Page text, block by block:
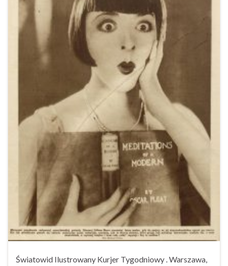
Światowid Ilustrowany Kurjer Tygodniowy . Warszawa,